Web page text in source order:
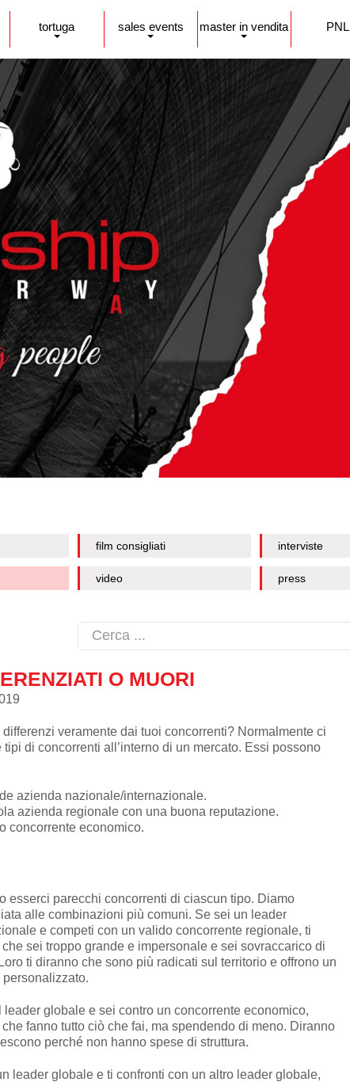
tortuga sales events master in vendita PNL
film consigliati interviste
video press
O MUORI
differenzi veramente dai tuoi concorrenti? Normalmente ci
tipi di concorrenti all’interno di un mercato. Essi possono
azienda nazionale/internazionale.
azienda regionale con una buona reputazione.
concorrente economico.
esserci parecchi concorrenti di ciascun tipo. Diamo
alle combinazioni più comuni. Se sei un leader
e competi con un valido concorrente regionale, ti
sei troppo grande e impersonale e sei sovraccarico di
ti diranno che sono più radicati sul territorio e offrono un
leader globale e sei contro un concorrente economico,
fanno tutto ciò che fai, ma spendendo di meno. Diranno
perché non hanno spese di struttura.
leader globale e ti confronti con un altro leader globale,